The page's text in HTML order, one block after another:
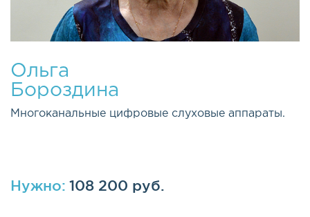
Ольга
Бороздина
Многоканальные цифровые слуховые аппараты.
Нужно: 108 200 руб.